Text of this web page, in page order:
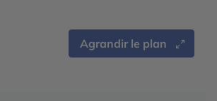
Agrandir le plan